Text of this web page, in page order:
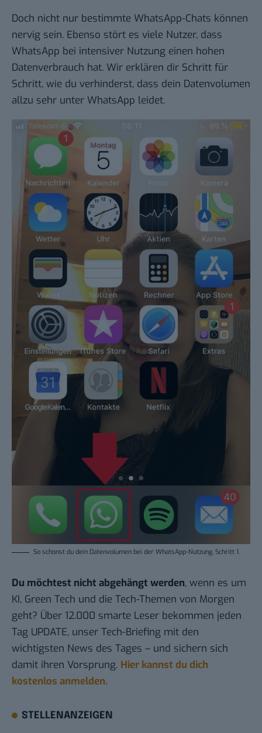
Doch nicht nur bestimmte WhatsApp-Chats können
nervig sein. Ebenso stört es viele Nutzer, dass
WhatsApp bei intensiver Nutzung einen hohen
Datenverbrauch hat. Wir erklären dir Schritt für
Schritt, wie du verhinderst, dass dein Datenvolumen
allzu sehr unter WhatsApp leidet.
So schonst du dein Datenvolumen bei der WhatsApp-Nutzung. Schritt 1.
Du möchtest nicht abgehängt werden, wenn es um
KI, Green Tech und die Tech-Themen von Morgen
geht? Über 12.000 smarte Leser bekommen jeden
Tag UPDATE, unser Tech-Briefing mit den
wichtigsten News des Tages – und sichern sich
damit ihren Vorsprung. Hier kannst du dich
kostenlos anmelden.
STELLENANZEIGEN